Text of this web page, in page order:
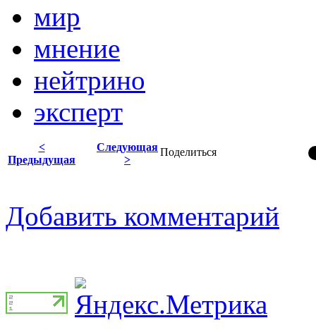
мир
мнение
нейтрино
эксперт
Поделиться
<
Предыдущая
Следующая
>
Добавить комментарий